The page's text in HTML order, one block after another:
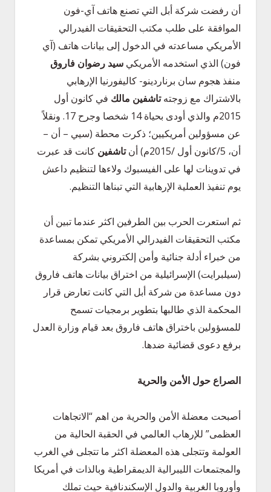
أن رفضت شركة أبل التي تصنع هاتف آي-فون
الموافقة على طلب مكتب التحقيقات الفيدرالي
الأمريكي مساعدته في الدخول إلى بيانات هاتف (آي
فون) الذي استخدمه الأمريكي سيد رضوان فاروق
منفذ هجوم سان برناردينو- كاليفورنيا الإرهابي
بالاشتراك مع زوجتهتاشفين مالك في كانون أول
2015م والذي أودى بحياة 14 شخصا وجرح 17. ونقلاً
عن مسؤولين أمريكيين؛ ذكرت محطة (سيي – أن –
أن، 5/كانون أول /2015م) أن
تاشفين كانت قد عبرت
في تدوينات لها على الفيسبوك ولاءها لتنظيم داعش
يوم تنفيذ العملية الإرهابية التي تبناها التنظيم.
ثم استعرت الحرب بين الطرفين اكثر عندما تبين أن
مكتب التحقيقات الفيدرالي الأمريكي تمكن بمساعدة
من خبراء أدلة جنائية وأمن إلكتروني بشركة
(سيلبرايت) الإسرائيلية من اختراق بيانات هاتف فاروق
دون مساعدة من شركة أبل التي كانت تعارض قرار
المحكمة الذي طالبها بتطوير برمجيات تسمح
للمسؤولين باختراق هاتف فاروق بعد قيام وزارة العدل
برفع دعوى قضائية ضدها.
الصراع حول الأمن والحرية
أصبحت معضلة الأمن والحرية من اهم “الاتجاهات
العظمى” للإرهاب العالمي في الحقبة الحالية من
العولمة وتتجلى هذه المعضلة اكثر ما تتجلى في الغرب
والمجتمعات الليبرالية الديمقراطية وبالذات في أمريكا
وأوروبا الغربية والدول الإسكندنافية حيث تملك